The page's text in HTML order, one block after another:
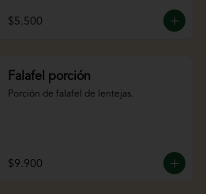
$5.500
Falafel porción
Porción de falafel de lentejas.
$9.900